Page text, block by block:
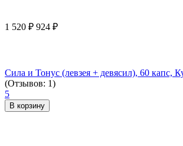
1 520 ₽ 924 ₽
Сила и Тонус (левзея + девясил), 60 капс,
(Отзывов: 1)
5
В корзину